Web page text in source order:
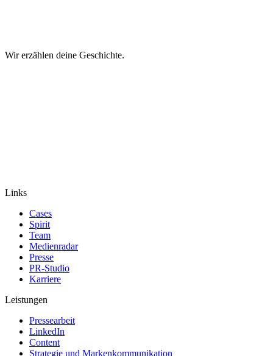
Wir erzählen deine Geschichte.
Links
Cases
Spirit
Team
Medienradar
Presse
PR-Studio
Karriere
Leistungen
Pressearbeit
LinkedIn
Content
Strategie und Markenkommunikation